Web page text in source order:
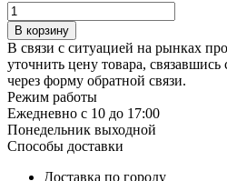
Количество
товара
Гамма
15
Угловое
окончание
В корзину
В связи с ситуацией на рынках
уточнить цену товара,
через форму обратной связи.
Режим работы
Ежедневно с 10 до 17:00
Понедельник выходной
Способы доставки
Доставка по городу